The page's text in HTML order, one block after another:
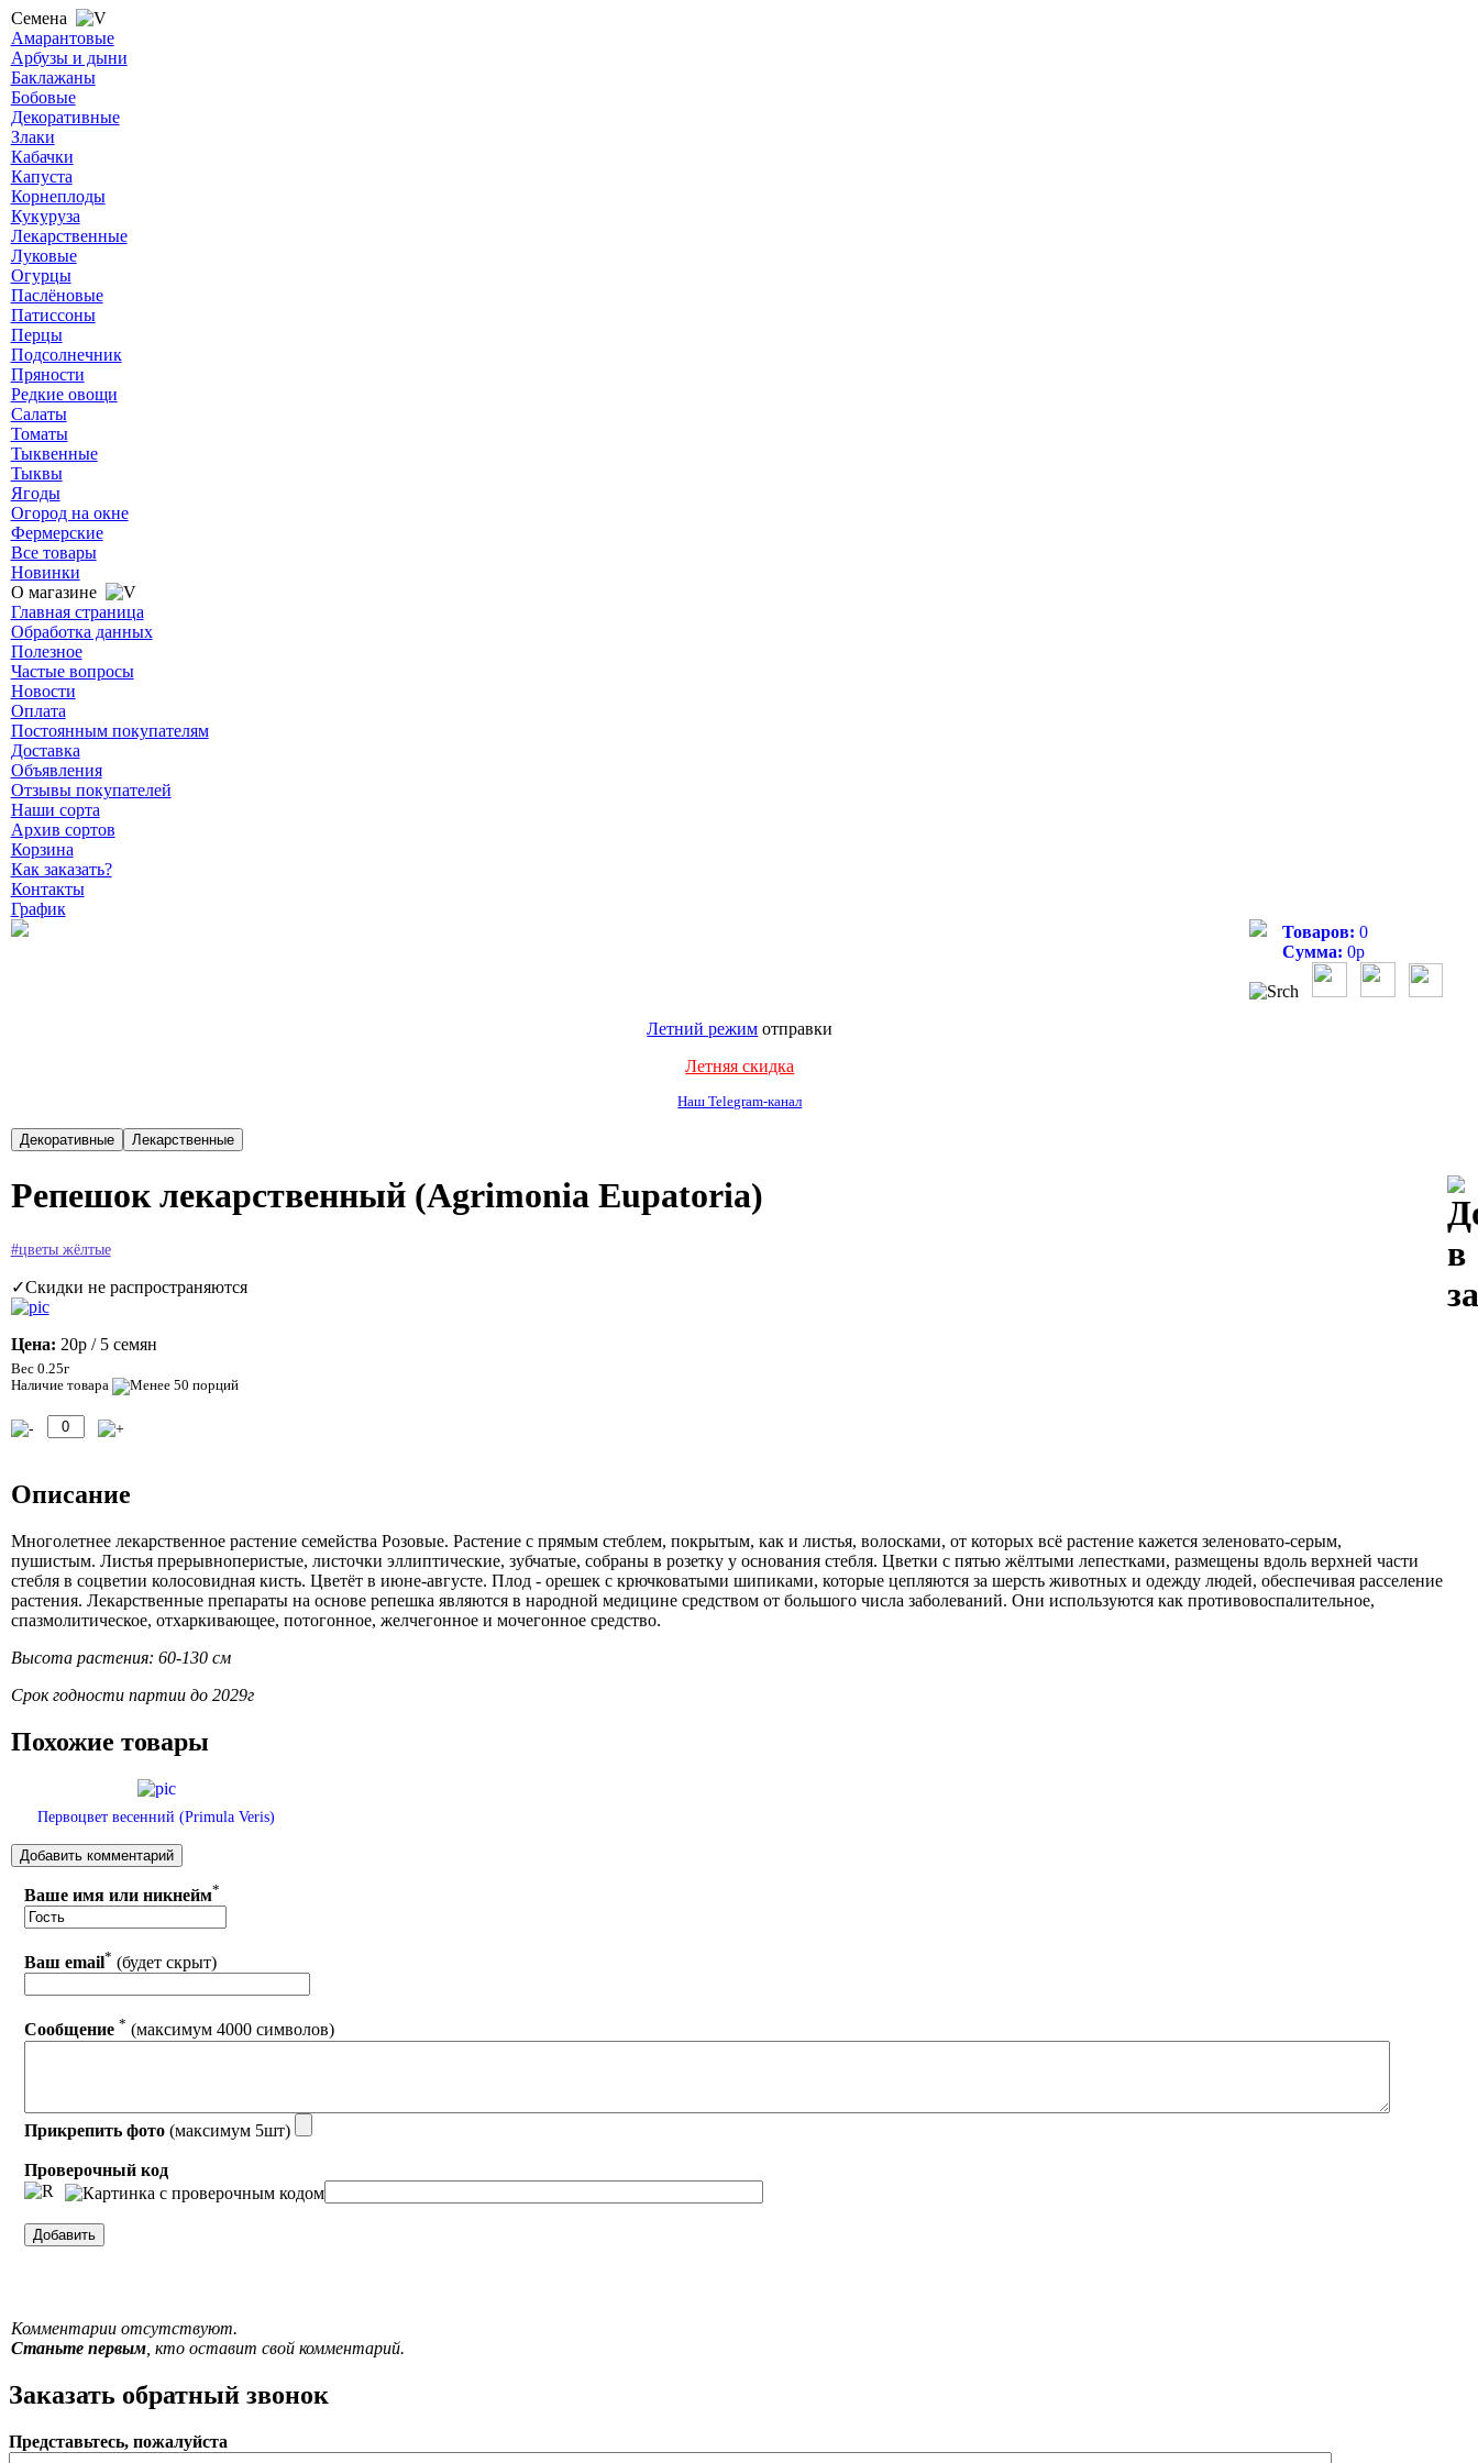
Семена
Амарантовые
Арбузы и дыни
Баклажаны
Бобовые
Декоративные
Злаки
Кабачки
Капуста
Корнеплоды
Кукуруза
Лекарственные
Луковые
Огурцы
Паслёновые
Патиссоны
Перцы
Подсолнечник
Пряности
Редкие овощи
Салаты
Томаты
Тыквенные
Тыквы
Ягоды
Огород на окне
Фермерские
Все товары
Новинки
О магазине
Главная страница
Обработка данных
Полезное
Частые вопросы
Новости
Оплата
Постоянным покупателям
Доставка
Объявления
Отзывы покупателей
Наши сорта
Архив сортов
Корзина
Как заказать?
Контакты
График
Товаров: 0
Сумма: 0р
Летний режим отправки
Летняя скидка
Наш Telegram-канал
Репешок лекарственный (Agrimonia Eupatoria)
#цветы жёлтые
✓Скидки не распространяются
Цена: 20р / 5 семян
Вес 0.25г
Наличие товара
Описание
Многолетнее лекарственное растение семейства Розовые. Растение с прямым стеблем, покрытым, как и листья, волосками, от которых всё растение кажется зеленовато-серым,
пушистым. Листья прерывноперистые, листочки эллиптические, зубчатые, собраны в розетку у основания стебля. Цветки с пятью жёлтыми лепестками, размещены вдоль верхней части
стебля в соцветии колосовидная кисть. Цветёт в июне-августе. Плод - орешек с крючковатыми шипиками, которые цепляются за шерсть животных и одежду людей, обеспечивая расселение
растения. Лекарственные препараты на основе репешка являются в народной медицине средством от большого числа заболеваний. Они используются как противовоспалительное,
спазмолитическое, отхаркивающее, потогонное, желчегонное и мочегонное средство.
Высота растения: 60-130 см
Срок годности партии до 2029г
Похожие товары
Первоцвет весенний (Primula Veris)
Ваше имя или никнейм*
Ваш email* (будет скрыт)
Сообщение * (максимум 4000 символов)
Прикрепить фото (максимум 5шт)
Проверочный код
Комментарии отсутствуют.
Станьте первым, кто оставит свой комментарий.
Заказать обратный звонок
Представьтесь, пожалуйста